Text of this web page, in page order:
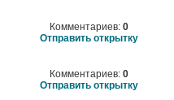
Комментариев: 0
Отправить открытку
Комментариев: 0
Отправить открытку